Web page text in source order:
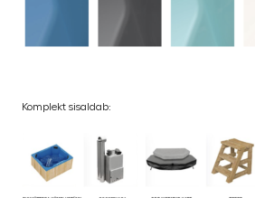
Komplekt sisaldab: